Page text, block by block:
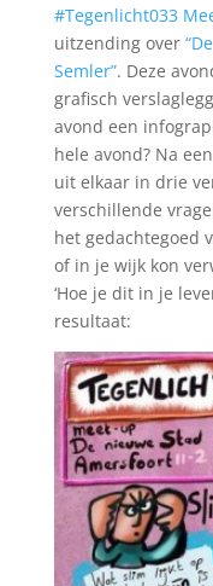
#Tegenlicht033
uitzending over
Semler”. Deze
grafisch
avond een
hele avond? Na
uit elkaar in drie
verschillende
het gedachtegoed
of in je wijk kon
‘Hoe je dit in je
resultaat: